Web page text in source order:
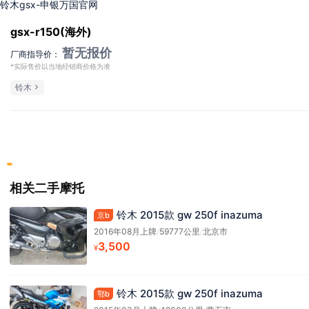
铃木gsx-申银万国官网
gsx-r150(海外)
厂商指导价： 暂无报价
*实际售价以当地经销商价格为准
铃木
相关二手摩托
京b 铃木 2015款 gw 250f inazuma
2016年08月上牌/59777公里 /北京市
¥3,500
鄂b 铃木 2015款 gw 250f inazuma